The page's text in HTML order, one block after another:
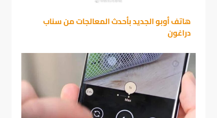
هاتف أوبو الجديد بأحدث المعالجات من سناب
دراغون